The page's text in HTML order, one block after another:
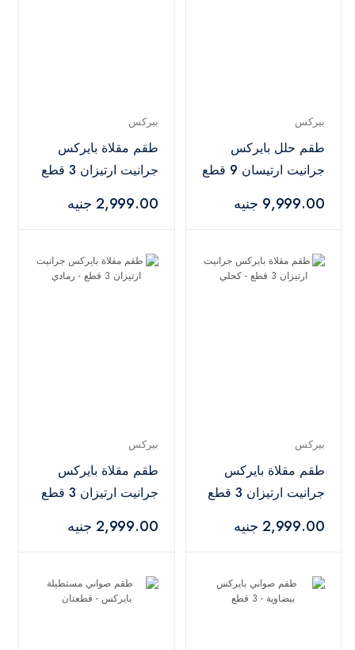
بيركس
طقم حلل بايركس
جرانيت ارتيسان 9 قطع
9,999.00 جنيه
بيركس
طقم مقلاة بايركس
جرانيت ارتيزان 3 قطع
2,999.00 جنيه
بيركس
طقم مقلاة بايركس
جرانيت ارتيزان 3 قطع
2,999.00 جنيه
بيركس
طقم مقلاة بايركس
جرانيت ارتيزان 3 قطع
2,999.00 جنيه